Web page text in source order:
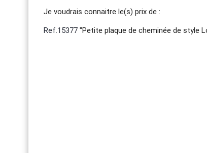
Je voudrais connaitre le(s) prix de :
Ref.15377 "Petite plaque de cheminée de style